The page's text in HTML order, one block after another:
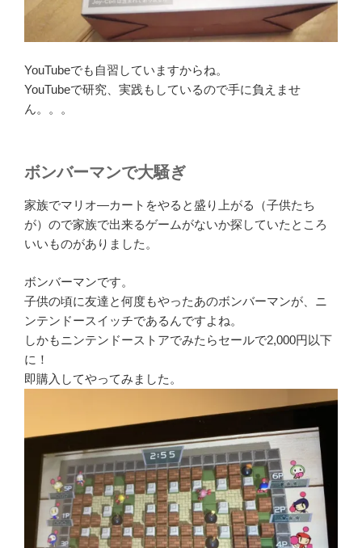
YouTubeでも自習していますからね。
YouTubeで研究、実践もしているので手に負えませ
ん。。。
ボンバーマンで大騒ぎ
家族でマリオ―カートをやると盛り上がる（子供たち
が）ので家族で出来るゲームがないか探していたところ
いいものがありました。
ボンバーマンです。
子供の頃に友達と何度もやったあのボンバーマンが、ニ
ンテンドースイッチであるんですよね。
しかもニンテンドーストアでみたらセールで2,000円以下
に！
即購入してやってみました。